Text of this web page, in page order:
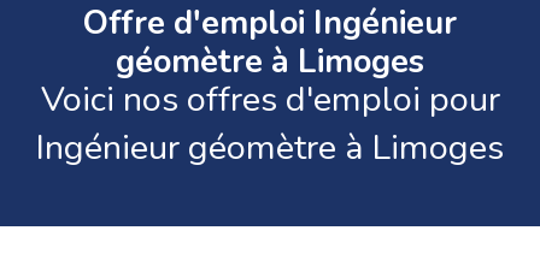
Offre d'emploi Ingénieur
géomètre à Limoges
Voici nos offres d'emploi pour
Ingénieur géomètre à Limoges